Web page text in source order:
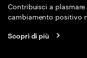
Contribuisci a
cambiamento positivo
Scopri di più